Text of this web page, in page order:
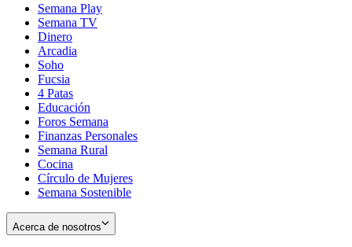
Semana Play
Semana TV
Dinero
Arcadia
Soho
in
new
window
Fucsia
in
new
window
4 Patas
Educación
Foros Semana
Finanzas Personales
Semana Rural
Cocina
Círculo de Mujeres
Semana Sostenible
Acerca de nosotros